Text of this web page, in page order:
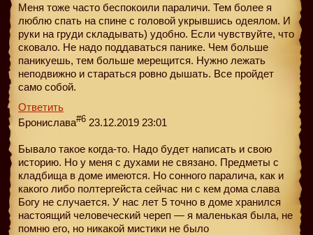
Меня тоже часто беспокоили параличи. Тем более я
люблю спать на спине с головой укрывшись одеялом. И
руки на груди складывать) удобно. Если чувствуйте, что
сковало. Не надо поддаваться панике. Чем больше
паникуешь, тем больше мерещится. Нужно лежать
неподвижно и стараться ровно дышать. Все пройдет
само собой.
Ответить
Бронислава#6 23.12.2019 23:01
Бывало такое когда-то. Надо будет написать и свою
историю. Но у меня с духами не связано. Предметы с
кладбища в доме имеются. Но сонного паралича, как и
какого либо полтергейста сейчас ни с кем дома слава
Богу не случается. У нас лет 5 точно в доме хранился
настоящий человеческий череп — я маленькая была, не
помню его, но никакой мистики не было